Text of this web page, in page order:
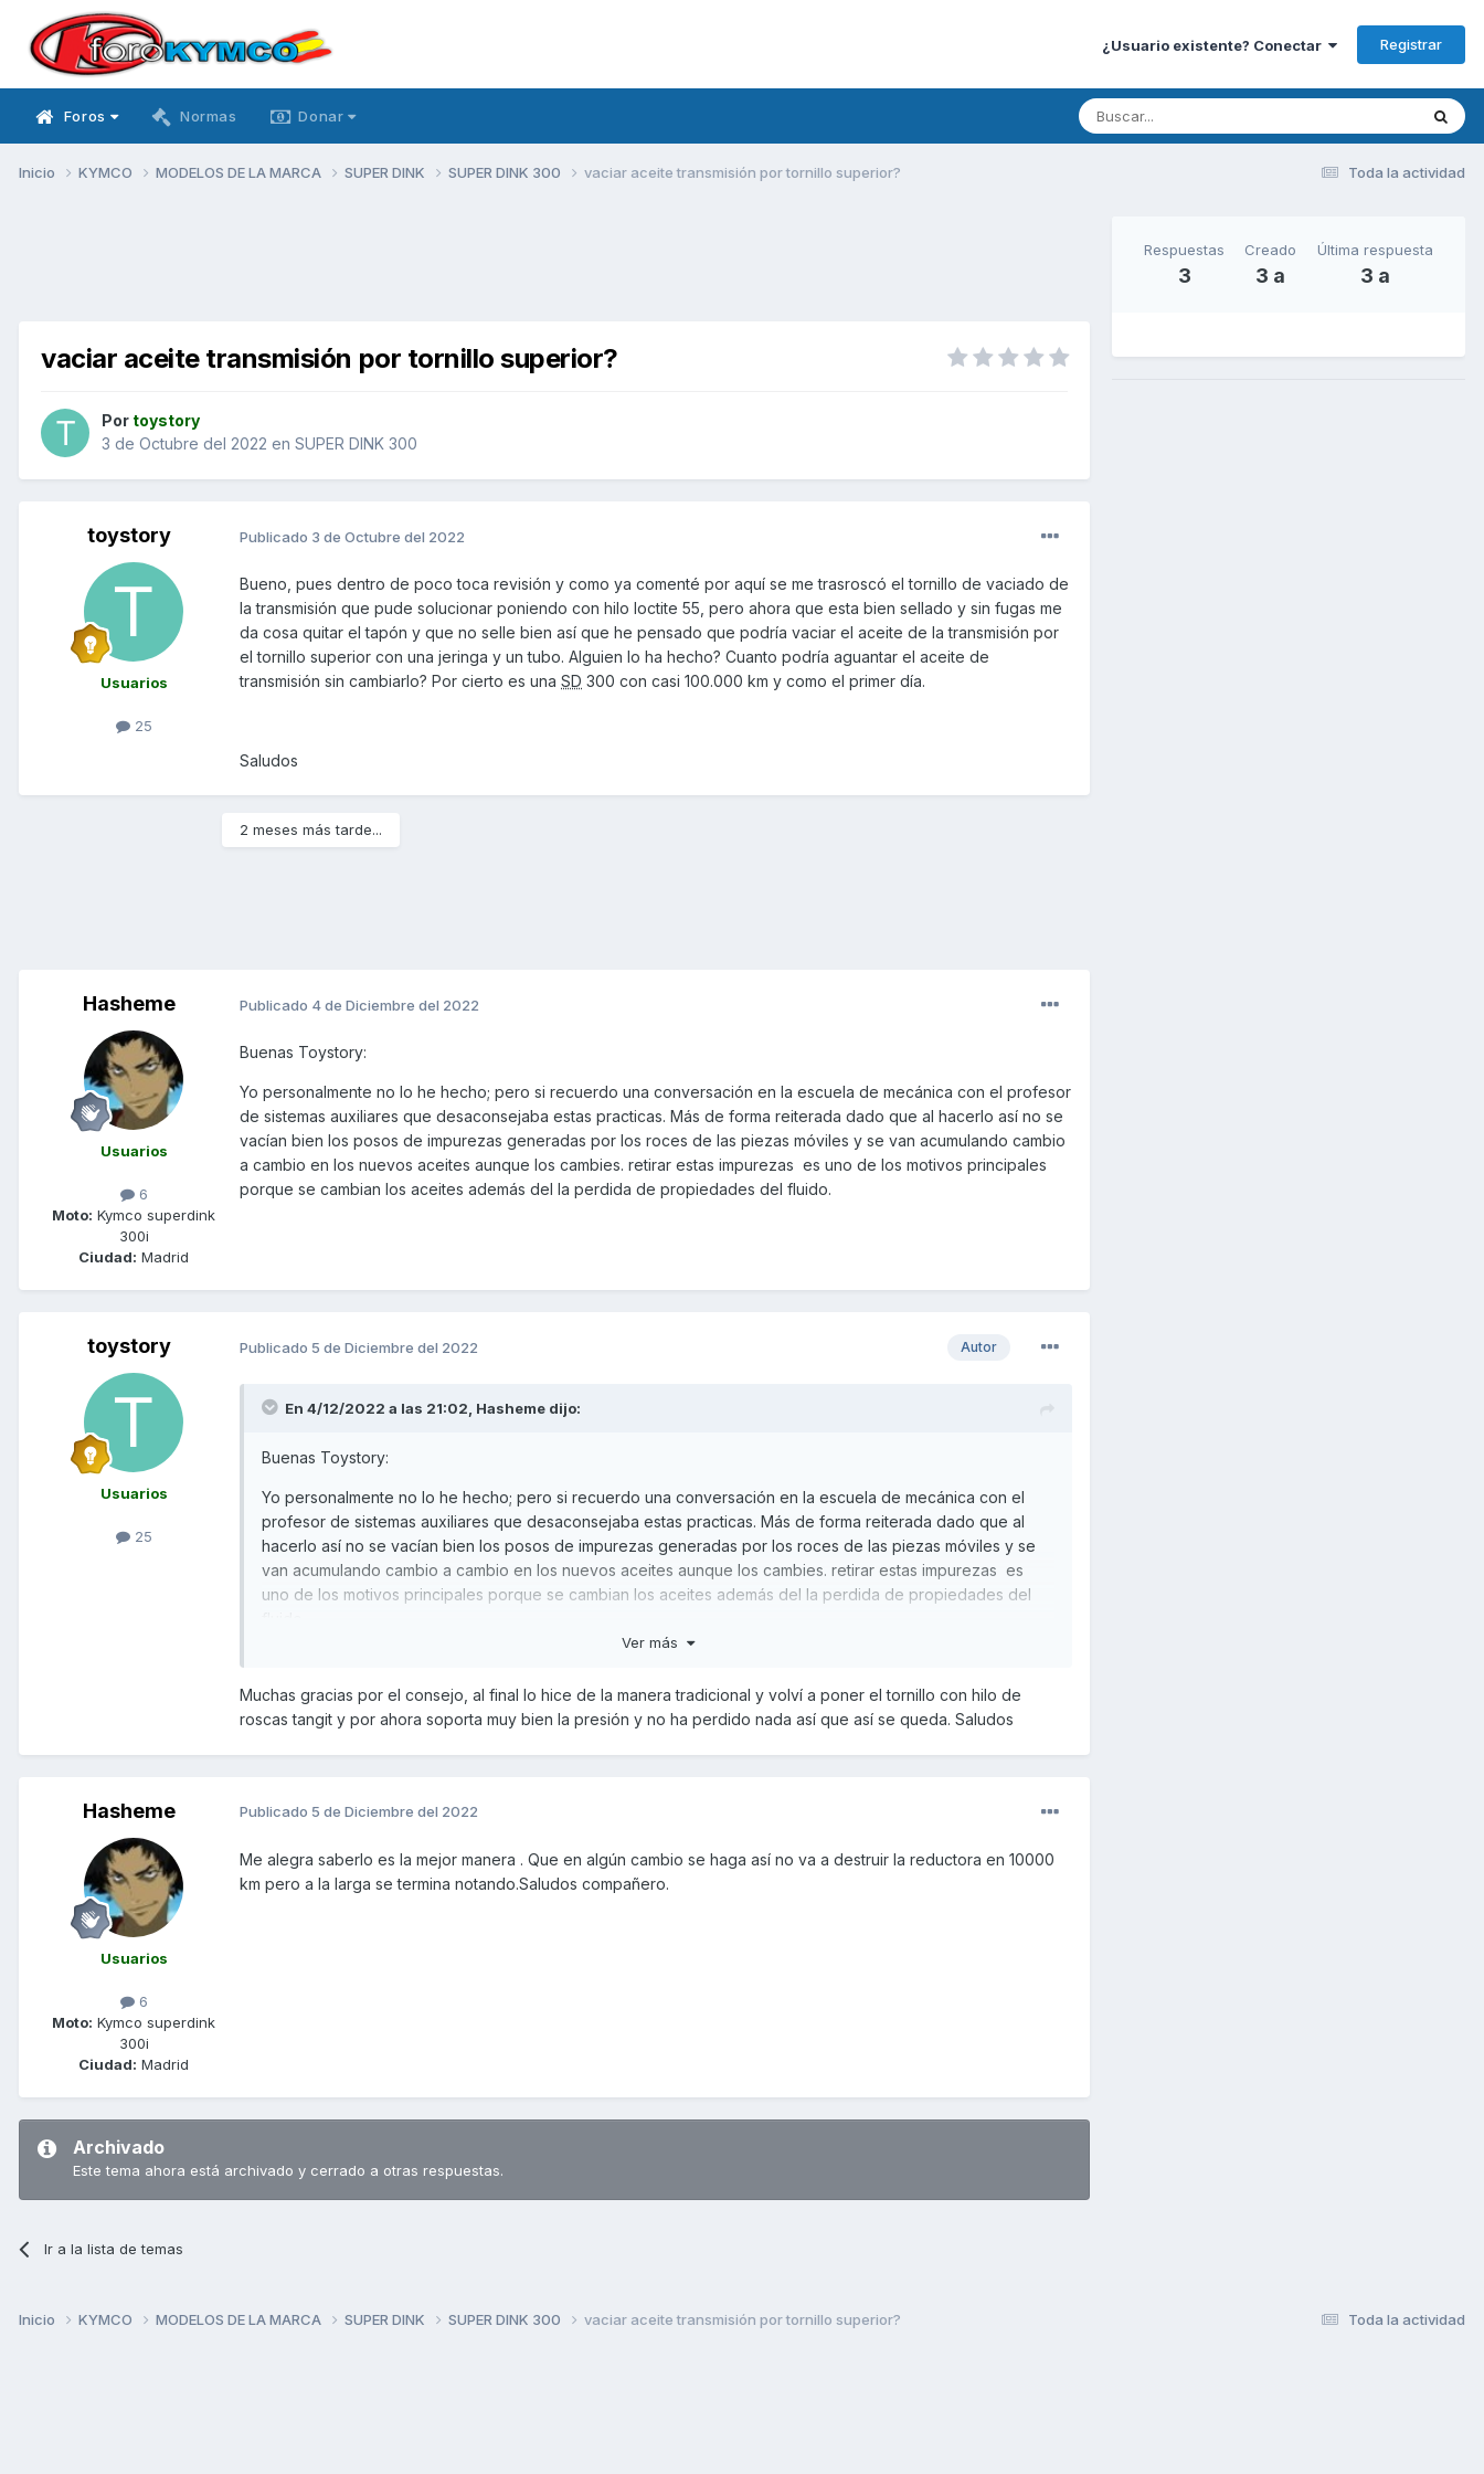
¿Usuario existente? Conectar Registrar
Foros Normas Donar
Toda la actividad
Inicio KYMCO MODELOS DE LA MARCA SUPER DINK SUPER DINK 300 vaciar aceite transmisión por tornillo superior?
vaciar aceite transmisión por tornillo superior?
Por toystory
3 de Octubre del 2022 en SUPER DINK 300
toystory
Usuarios
25
Publicado 3 de Octubre del 2022
Bueno, pues dentro de poco toca revisión y como ya comenté por aquí se me trasroscó el tornillo de vaciado de
la transmisión que pude solucionar poniendo con hilo loctite 55, pero ahora que esta bien sellado y sin fugas me
da cosa quitar el tapón y que no selle bien así que he pensado que podría vaciar el aceite de la transmisión por
el tornillo superior con una jeringa y un tubo. Alguien lo ha hecho? Cuanto podría aguantar el aceite de
transmisión sin cambiarlo? Por cierto es una SD 300 con casi 100.000 km y como el primer día.
Saludos
2 meses más tarde...
Hasheme
Usuarios
6
Moto: Kymco superdink
300i
Ciudad: Madrid
Publicado 4 de Diciembre del 2022
Buenas Toystory:
Yo personalmente no lo he hecho; pero si recuerdo una conversación en la escuela de mecánica con el profesor
de sistemas auxiliares que desaconsejaba estas practicas. Más de forma reiterada dado que al hacerlo así no se
vacían bien los posos de impurezas generadas por los roces de las piezas móviles y se van acumulando cambio
a cambio en los nuevos aceites aunque los cambies. retirar estas impurezas es uno de los motivos principales
porque se cambian los aceites además del la perdida de propiedades del fluido.
toystory
Usuarios
25
Autor
Publicado 5 de Diciembre del 2022
En 4/12/2022 a las 21:02, Hasheme dijo:
Buenas Toystory:
Yo personalmente no lo he hecho; pero si recuerdo una conversación en la escuela de mecánica con el
profesor de sistemas auxiliares que desaconsejaba estas practicas. Más de forma reiterada dado que al
hacerlo así no se vacían bien los posos de impurezas generadas por los roces de las piezas móviles y se
van acumulando cambio a cambio en los nuevos aceites aunque los cambies. retirar estas impurezas es
uno de los motivos principales porque se cambian los aceites además del la perdida de propiedades del
Ver más
Muchas gracias por el consejo, al final lo hice de la manera tradicional y volví a poner el tornillo con hilo de
roscas tangit y por ahora soporta muy bien la presión y no ha perdido nada así que así se queda. Saludos
Hasheme
Usuarios
6
Moto: Kymco superdink
300i
Ciudad: Madrid
Publicado 5 de Diciembre del 2022
Me alegra saberlo es la mejor manera . Que en algún cambio se haga así no va a destruir la reductora en 10000
km pero a la larga se termina notando.Saludos compañero.
Archivado
Este tema ahora está archivado y cerrado a otras respuestas.
Ir a la lista de temas
Respuestas
3
Creado
3 a
Última respuesta
3 a
Toda la actividad
Inicio KYMCO MODELOS DE LA MARCA SUPER DINK SUPER DINK 300 vaciar aceite transmisión por tornillo superior?